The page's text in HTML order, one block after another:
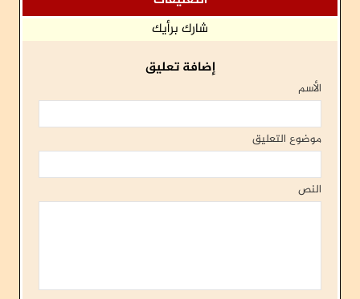
شارك برأيك
إضافة تعليق
الأسم
موضوع التعليق
النص